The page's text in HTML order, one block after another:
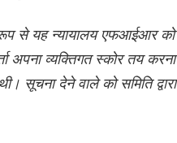
से यह न्यायालय एफआईआर को
अपना व्यक्तिगत स्कोर तय करना
सूचना देने वाले को समिति द्वारा